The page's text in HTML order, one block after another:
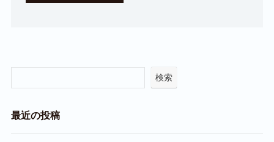
検索
最近の投稿